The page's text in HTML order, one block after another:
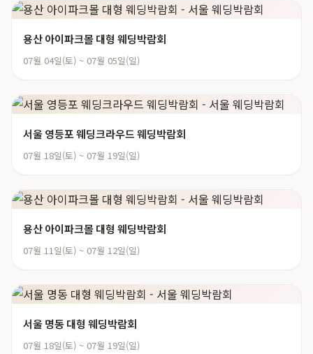
용산 아이파크몰 대형 웨딩박람회
07월 04일(토) ~ 07월 05일(일)
서울 영등포 웨딩크라우드 웨딩박람회
07월 18일(토) ~ 07월 19일(일)
용산 아이파크몰 대형 웨딩박람회
07월 11일(토) ~ 07월 12일(일)
서울 명동 대형 웨딩박람회
07월 18일(토) ~ 07월 19일(일)